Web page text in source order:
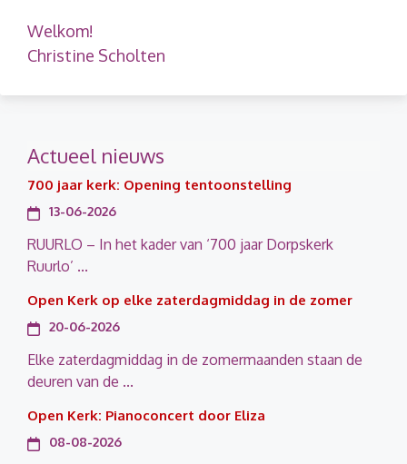
Welkom!
Christine Scholten
Actueel nieuws
700 jaar kerk: Opening tentoonstelling
13-06-2026
RUURLO – In het kader van ‘700 jaar Dorpskerk
Ruurlo’ ...
Open Kerk op elke zaterdagmiddag in de zomer
20-06-2026
Elke zaterdagmiddag in de zomermaanden staan de
deuren van de ...
Open Kerk: Pianoconcert door Eliza
08-08-2026